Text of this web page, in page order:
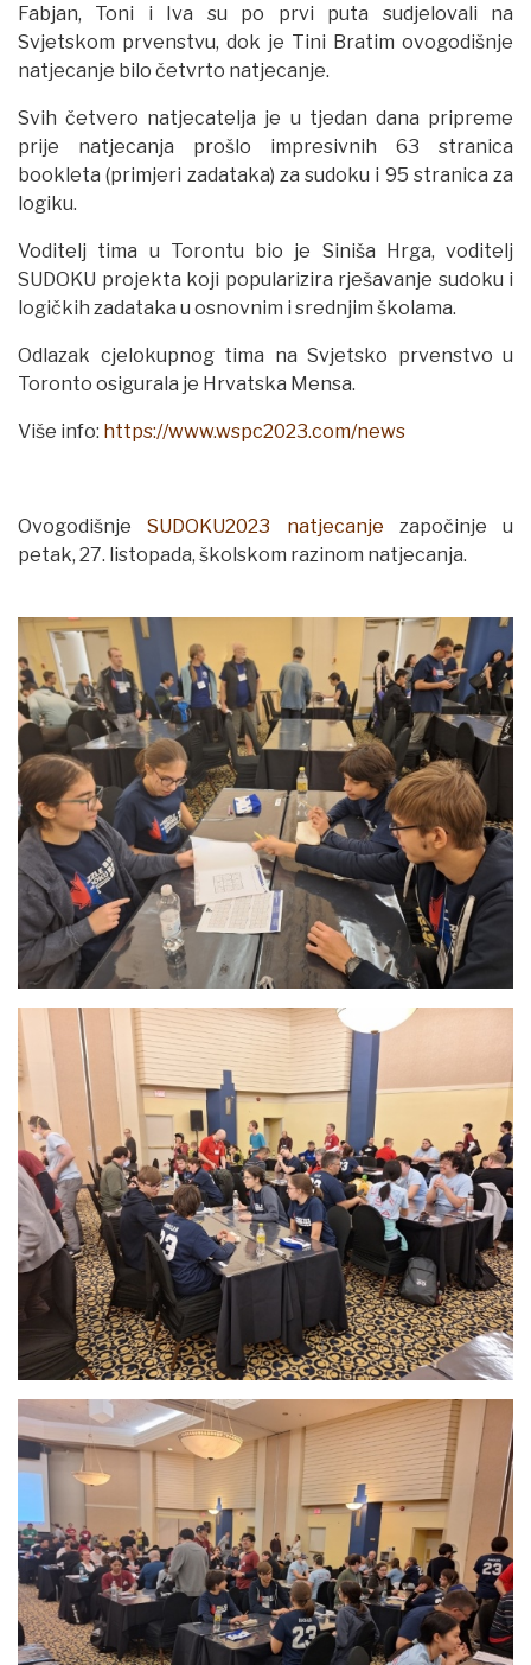
Fabjan, Toni i Iva su po prvi puta sudjelovali na
Svjetskom prvenstvu, dok je Tini Bratim ovogodišnje
natjecanje bilo četvrto natjecanje.
Svih četvero natjecatelja je u tjedan dana pripreme
prije natjecanja prošlo impresivnih 63 stranica
bookleta (primjeri zadataka) za sudoku i 95 stranica za
logiku.
Voditelj tima u Torontu bio je Siniša Hrga, voditelj
SUDOKU projekta koji popularizira rješavanje sudoku i
logičkih zadataka u osnovnim i srednjim školama.
Odlazak cjelokupnog tima na Svjetsko prvenstvo u
Toronto osigurala je Hrvatska Mensa.
Više info: https://www.wspc2023.com/news
OvogodišnjeSUDOKU2023 natjecanje započinje u
petak, 27. listopada, školskom razinom natjecanja.